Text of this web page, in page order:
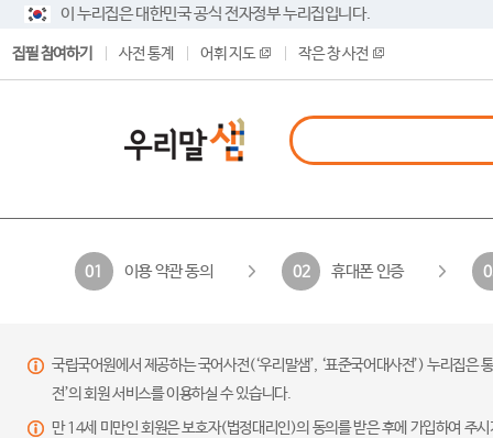
이 누리집은 대한민국 공식 전자정부 누리집입니다.
집필 참여하기 사전 통계 어휘 지도 작은 창 사전
01 이용 약관 동의 02 휴대폰 인증
국립국어원에서 제공하는 국어사전(‘우리말샘’, ‘표준국어대사전’) 누리집
전’의 회원 서비스를 이용하실 수 있습니다.
만 14세 미만인 회원은 보호자(법정대리인)의 동의를 받은 후에 가입하여 주